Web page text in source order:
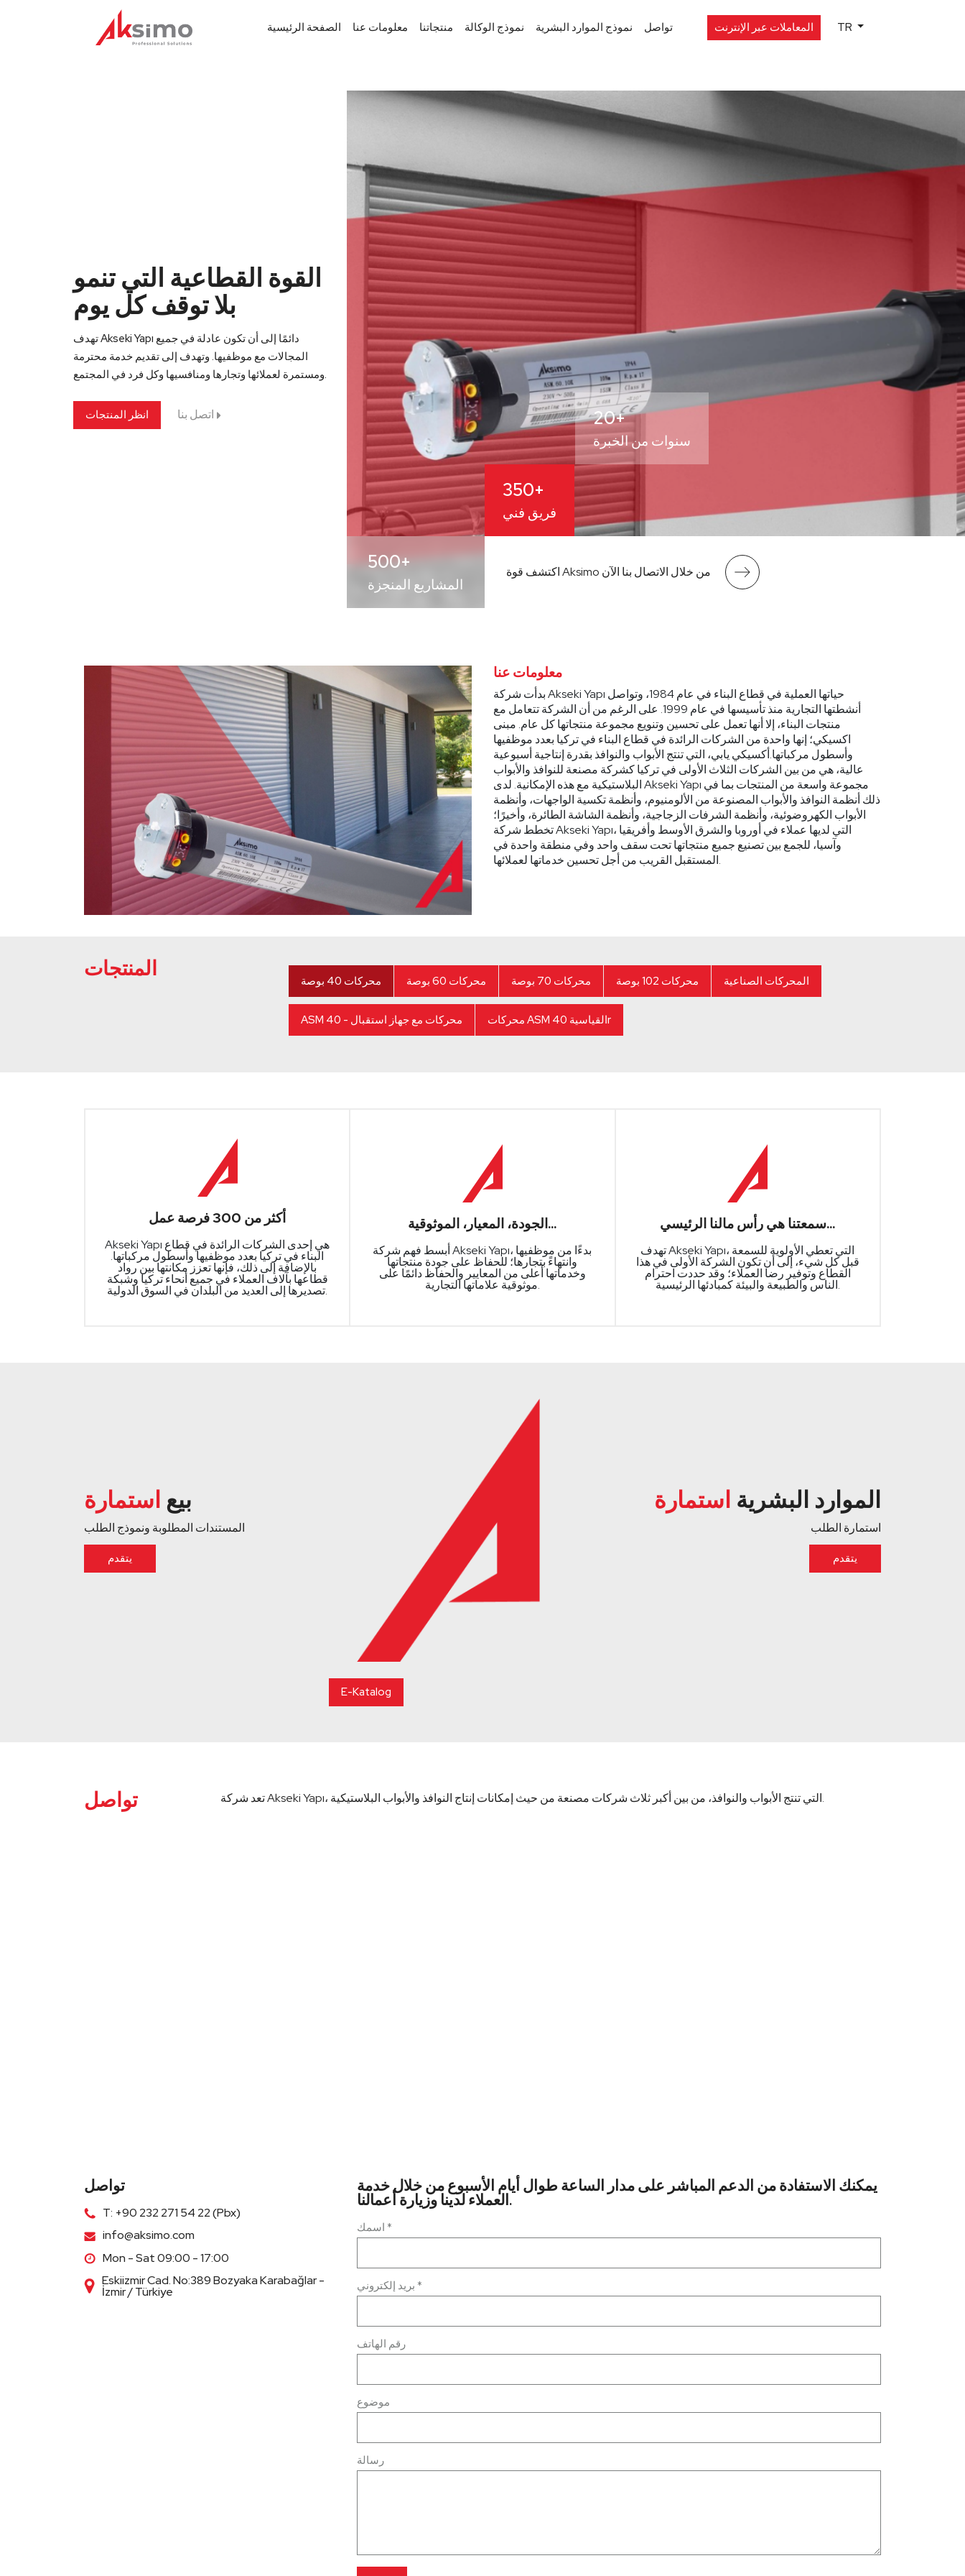
الصفحة الرئيسية (current)
معلومات عنا منتجاتنا نموذج الوكالة نموذج الموارد البشرية تواصل المعاملات عبر الإنترنت TR
القوة القطاعية التي تنمو
بلا توقف كل يوم
تهدف Akseki Yapı دائمًا إلى أن تكون عادلة في جميع
المجالات مع موظفيها. وتهدف إلى تقديم خدمة محترمة
ومستمرة لعملائها وتجارها ومنافسيها وكل فرد في المجتمع.
انظر المنتجات اتصل بنا 20+
سنوات من الخبرة
350+
فريق فني
500+
المشاريع المنجزة
اكتشف قوة Aksimo من خلال الاتصال بنا الآن
معلومات عنا
بدأت شركة Akseki Yapı حياتها العملية في قطاع البناء في عام 1984، وتواصل
أنشطتها التجارية منذ تأسيسها في عام 1999. على الرغم من أن الشركة تتعامل مع
منتجات البناء، إلا أنها تعمل على تحسين وتنويع مجموعة منتجاتها كل عام. مبنى
اكسيكي؛ إنها واحدة من الشركات الرائدة في قطاع البناء في تركيا بعدد موظفيها
وأسطول مركباتها.أكسيكي يابي، التي تنتج الأبواب والنوافذ بقدرة إنتاجية أسبوعية
عالية، هي من بين الشركات الثلاث الأولى في تركيا كشركة مصنعة للنوافذ والأبواب
البلاستيكية مع هذه الإمكانية. لدى Akseki Yapı مجموعة واسعة من المنتجات بما في
ذلك أنظمة النوافذ والأبواب المصنوعة من الألومنيوم، وأنظمة تكسية الواجهات، وأنظمة
الأبواب الكهروضوئية، وأنظمة الشرفات الزجاجية، وأنظمة الشاشة الطائرة، وأخيرًا؛
تخطط شركة Akseki Yapı، التي لديها عملاء في أوروبا والشرق الأوسط وأفريقيا
وآسيا، للجمع بين تصنيع جميع منتجاتها تحت سقف واحد وفي منطقة واحدة في
المستقبل القريب من أجل تحسين خدماتها لعملائها.
المنتجات محركات 40 بوصة محركات 60 بوصة محركات 70 بوصة محركات 102 بوصة المحركات الصناعية
ASM 40 - محركات مع جهاز استقبال محركات ASM 40 القياسيةr
أكثر من 300 فرصة عمل
Akseki Yapı هي إحدى الشركات الرائدة في قطاع
البناء في تركيا بعدد موظفيها وأسطول مركباتها.
بالإضافة إلى ذلك، فإنها تعزز مكانتها بين رواد
قطاعها بآلاف العملاء في جميع أنحاء تركيا وشبكة
تصديرها إلى العديد من البلدان في السوق الدولية.
الجودة، المعيار، الموثوقية...
أبسط فهم شركة Akseki Yapı، بدءًا من موظفيها
وانتهاءً بتجارها؛ للحفاظ على جودة منتجاتها
وخدماتها أعلى من المعايير والحفاظ دائمًا على
موثوقية علاماتها التجارية.
سمعتنا هي رأس مالنا الرئيسي...
تهدف Akseki Yapı، التي تعطي الأولوية للسمعة
قبل كل شيء، إلى أن تكون الشركة الأولى في هذا
القطاع وتوفير رضا العملاء؛ وقد حددت احترام
الناس والطبيعة والبيئة كمبادئها الرئيسية.
بيع استمارة
المستندات المطلوبة ونموذج الطلب
يتقدم
الموارد البشرية استمارة
استمارة الطلب
يتقدم
E-Katalog
تواصل تعد شركة Akseki Yapı، التي تنتج الأبواب والنوافذ، من بين أكبر ثلاث شركات مصنعة من حيث إمكانات إنتاج النوافذ والأبواب البلاستيكية.
تواصل
T: +90 232 271 54 22 (Pbx)
info@aksimo.com
Mon - Sat 09:00 - 17:00
Eskiizmir Cad. No:389 Bozyaka Karabağlar -
İzmir / Türkiye
يمكنك الاستفادة من الدعم المباشر على مدار الساعة طوال أيام الأسبوع من خلال خدمة
العملاء لدينا وزيارة أعمالنا.
اسمك *
بريد إلكتروني *
رقم الهاتف
موضوع
رسالة